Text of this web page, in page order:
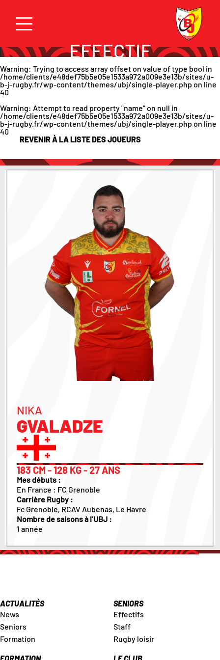
EFFECTIF
Warning: Trying to access array offset on value of type bool in
/home/clients/e48def75b5e05e1533a972a009e3e13b/sites/u-
b-j-rugby.fr/wp-content/themes/ubj/single-player.php on line
40
Warning: Attempt to read property "name" on null in
/home/clients/e48def75b5e05e1533a972a009e3e13b/sites/u-
b-j-rugby.fr/wp-content/themes/ubj/single-player.php on line
40
REVENIR À LA LISTE DES JOUEURS
NIKA
GVALADZE
183 CM - 128 KG - 27 ANS
Mes débuts :
En France : FC Grenoble
Carrière Rugby :
Fc Grenoble, RCAV Aubenas, Le Havre
Nombre de saisons à l’UBJ :
1 année
ACTUALITÉS
News
Seniors
Formation
SENIORS
Effectifs
Staff
Rugby loisir